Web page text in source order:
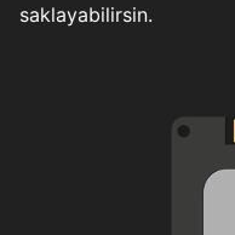
saklayabilirsin.